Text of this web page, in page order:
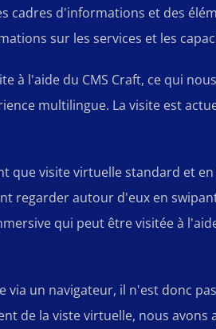
cadres d'informations et des
sur les services et les
à l'aide du CMS Craft, ce qui
multilingue. La visite est
que visite virtuelle standard et
regarder autour d'eux en
qui peut être visitée à
via un navigateur, il n'est donc
de la viste virtuelle, nous